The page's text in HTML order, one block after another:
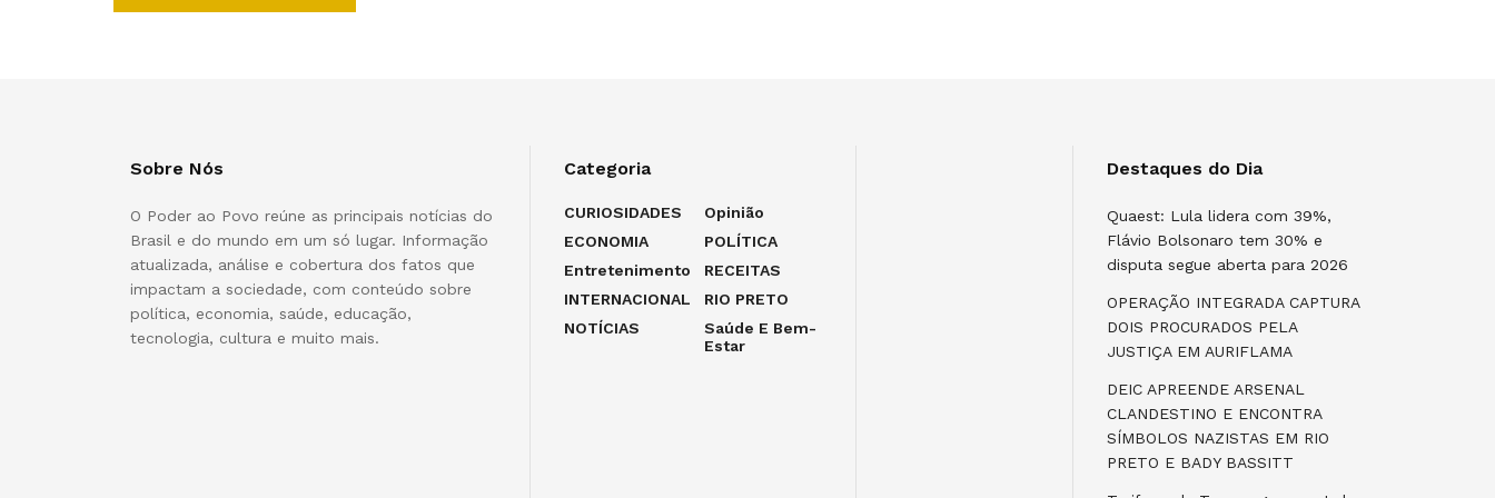
Sobre Nós
O Poder ao Povo reúne as principais notícias do
Brasil e do mundo em um só lugar. Informação
atualizada, análise e cobertura dos fatos que
impactam a sociedade, com conteúdo sobre
política, economia, saúde, educação,
tecnologia, cultura e muito mais.
Categoria
CURIOSIDADES
ECONOMIA
Entretenimento
INTERNACIONAL
NOTÍCIAS
Opinião
POLÍTICA
RECEITAS
RIO PRETO
Saúde E Bem-
Estar
Destaques do Dia
Quaest: Lula lidera com 39%,
Flávio Bolsonaro tem 30% e
disputa segue aberta para 2026
OPERAÇÃO INTEGRADA CAPTURA
DOIS PROCURADOS PELA
JUSTIÇA EM AURIFLAMA
DEIC APREENDE ARSENAL
CLANDESTINO E ENCONTRA
SÍMBOLOS NAZISTAS EM RIO
PRETO E BADY BASSITT